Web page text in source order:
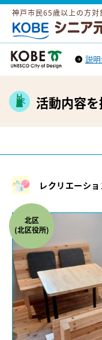
神戸市民65歳以上の方
ＫＯＢＥシニア元気ポイン
神戸市トップへ
説
活動内容
レクリエーシ
北区
(北区役所)